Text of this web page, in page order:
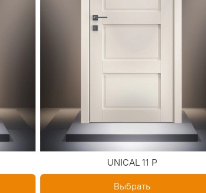
UNICAL 11 P
Выбрать